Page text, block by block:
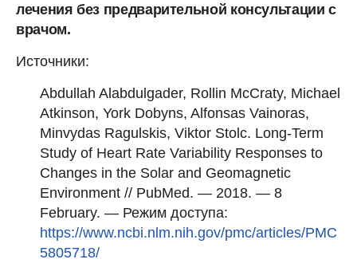
лечения без предварительной консультации с
врачом.
Источники:
Abdullah Alabdulgader, Rollin McCraty, Michael
Atkinson, York Dobyns, Alfonsas Vainoras,
Minvydas Ragulskis, Viktor Stolc. Long-Term
Study of Heart Rate Variability Responses to
Changes in the Solar and Geomagnetic
Environment // PubMed. — 2018. — 8
February. — Режим доступа:
https://www.ncbi.nlm.nih.gov/pmc/articles/PMC
5805718/